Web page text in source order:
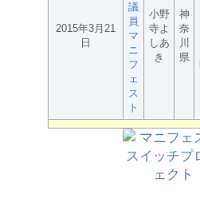
2015年3月21
日
議
員
マ
ニ
フ
ェ
ス
ト
小野
寺よ
しあ
き
神
奈
川
県